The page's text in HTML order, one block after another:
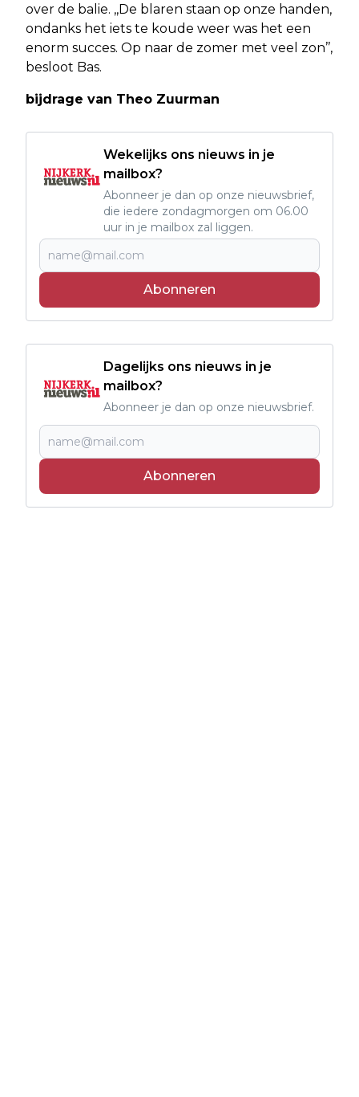
over de balie. ,,De blaren staan op onze handen,
ondanks het iets te koude weer was het een
enorm succes. Op naar de zomer met veel zon’’,
besloot Bas.
bijdrage van Theo Zuurman
Wekelijks ons nieuws in je
mailbox?
Abonneer je dan op onze nieuwsbrief,
die iedere zondagmorgen om 06.00
uur in je mailbox zal liggen.
Abonneren
Dagelijks ons nieuws in je
mailbox?
Abonneer je dan op onze nieuwsbrief.
Abonneren